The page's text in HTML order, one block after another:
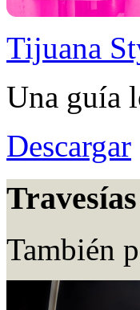
Tijuana
Una guía
Descargar
También